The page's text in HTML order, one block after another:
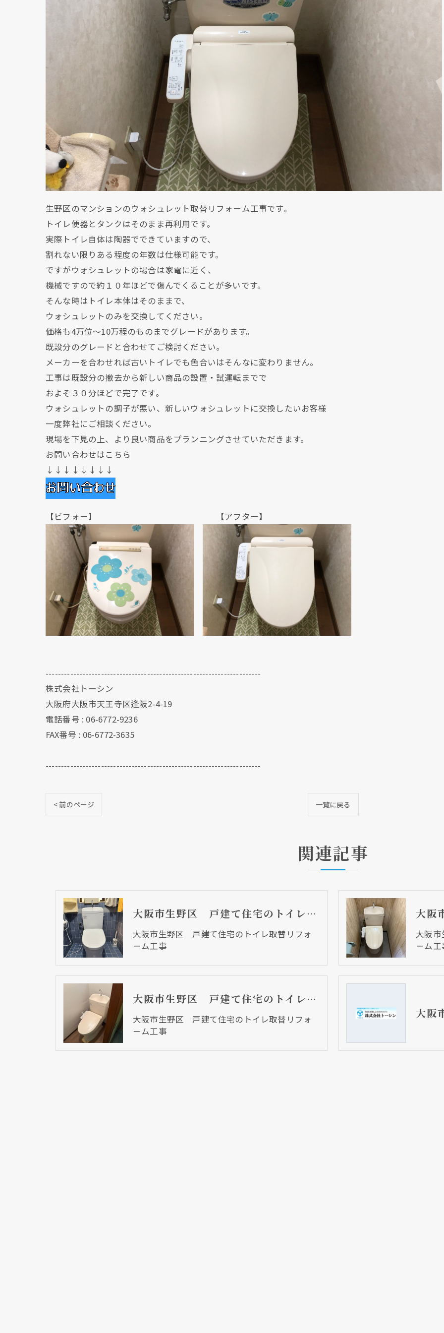
生野区のマンションのウォシュレット取替リフォーム工事です。
トイレ便器とタンクはそのまま再利用です。
実際トイレ自体は陶器でできていますので、
割れない限りある程度の年数は仕様可能です。
ですがウォシュレットの場合は家電に近く、
機械ですので約１０年ほどで傷んでくることが多いです。
そんな時はトイレ本体はそのままで、
ウォシュレットのみを交換してください。
価格も4万位～10万程のものまでグレードがあります。
既設分のグレードと合わせてご検討ください。
メーカーを合わせれば古いトイレでも色合いはそんなに変わりません。
工事は既設分の撤去から新しい商品の設置・試運転までで
およそ３０分ほどで完了です。
ウォシュレットの調子が悪い、新しいウォシュレットに交換したいお客様
一度弊社にご相談ください。
現場を下見の上、より良い商品をプランニングさせていただきます。
お問い合わせはこちら
↓↓↓↓↓↓↓↓
【ビフォー】 【アフター】
----------------------------------------------------------------------
株式会社トーシン
大阪府大阪市天王寺区逢阪2-4-19
電話番号 : 06-6772-9236
FAX番号 : 06-6772-3635
----------------------------------------------------------------------
< 前のページ 一覧に戻る
関連記事
大阪市生野区 戸建て住宅のトイレ取替リフォーム工事
大阪市生野区 戸建て住宅のトイレ取替リフォ
ーム工事
大阪
ーム
大阪市生野区 戸建て住宅のトイレ取替リフォーム工事
大阪市生野区 戸建て住宅のトイレ取替リフォ
ーム工事
現在、新聞に入っている折込チラシです。
クリックでチラシのページにジャンプします
現在、新聞に入っている折込チラシです。
クリックでチラシのページにジャンプします